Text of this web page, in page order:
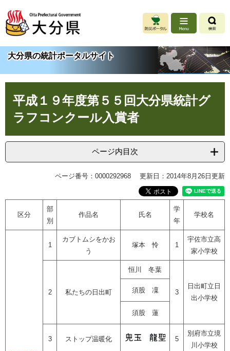
ジ
先
頭
す
ュ
を
飛
し
大分県の統計ポータルサイト
平成１９年度第５５回大分県統計グ
ラフコンクール入賞者
ページ内目次
ページ番号：0000292968 更新日：2014年8月26日更新
区分
部
別
作品名 氏名
学
年
学校名
1
カブトムシをかお
う
塚本 怜 1
宇佐市立高
家小学校
2 私たちの日出町
恒川 冬葉
3
日出町立日
出小学校
須股 凜
須股 蓮
3 ストップ温暖化 5
別府市立境
川小学校